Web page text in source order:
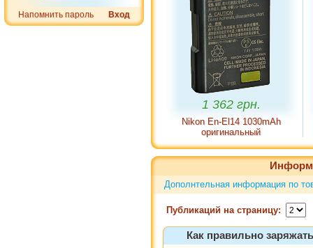
Напомнить пароль Вход
1 362 грн.
Nikon En-El14 1030mAh
оригинальный
Дополнтельная информация по
Публикаций на страницу:
Как правильно